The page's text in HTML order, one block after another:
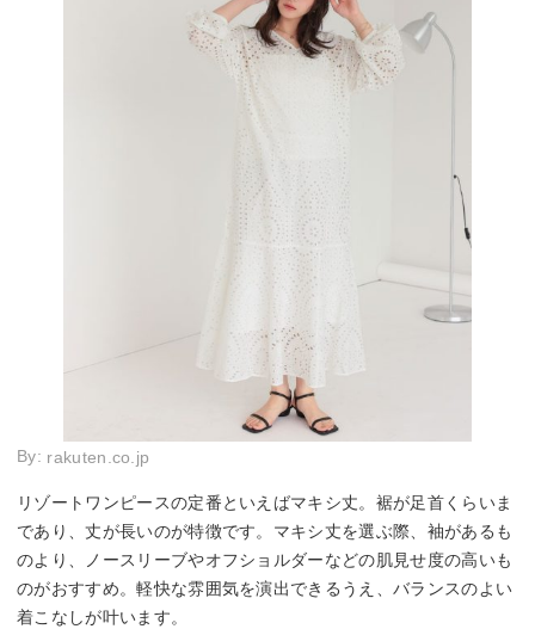
By: rakuten.co.jp
リゾートワンピースの定番といえばマキシ丈。裾が足首くらいま
であり、丈が長いのが特徴です。マキシ丈を選ぶ際、袖があるも
のより、ノースリーブやオフショルダーなどの肌見せ度の高いも
のがおすすめ。軽快な雰囲気を演出できるうえ、バランスのよい
着こなしが叶います。